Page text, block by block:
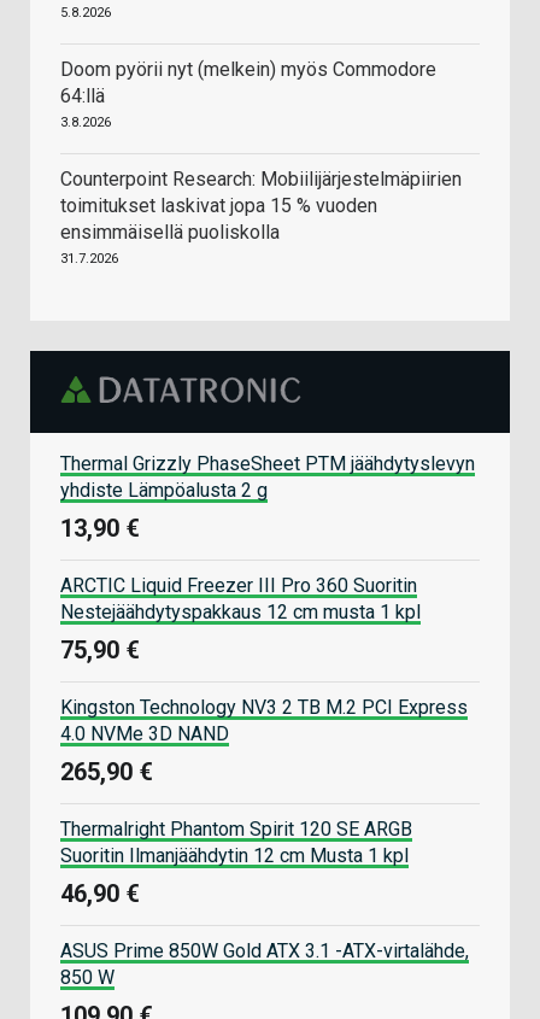
5.8.2026
Doom pyörii nyt (melkein) myös Commodore
64:llä
3.8.2026
Counterpoint Research: Mobiilijärjestelmäpiirien
toimitukset laskivat jopa 15 % vuoden
ensimmäisellä puoliskolla
31.7.2026
Thermal Grizzly PhaseSheet PTM jäähdytyslevyn
yhdiste Lämpöalusta 2 g
13,90 €
ARCTIC Liquid Freezer III Pro 360 Suoritin
Nestejäähdytyspakkaus 12 cm musta 1 kpl
75,90 €
Kingston Technology NV3 2 TB M.2 PCI Express
4.0 NVMe 3D NAND
265,90 €
Thermalright Phantom Spirit 120 SE ARGB
Suoritin Ilmanjäähdytin 12 cm Musta 1 kpl
46,90 €
ASUS Prime 850W Gold ATX 3.1 -ATX-virtalähde,
850 W